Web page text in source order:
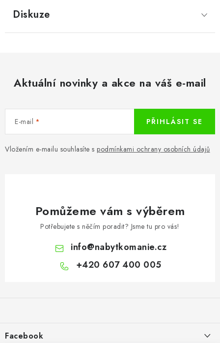
Diskuze
Aktuální novinky a akce na váš e-mail
E-mail
Vložením e-mailu souhlasíte s podmínkami ochrany osobních údajů
PŘIHLÁSIT SE
Pomůžeme vám s výběrem
Potřebujete s něčím poradit? Jsme tu pro vás!
info@nabytkomanie.cz
+420 607 400 005
aFacebook